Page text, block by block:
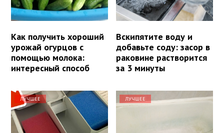
Как получить хороший
урожай огурцов с
помощью молока:
интересный способ
Вскипятите воду и
добавьте соду: засор в
раковине растворится
за 3 минуты
ЛУЧШЕЕ ЛУЧШЕЕ